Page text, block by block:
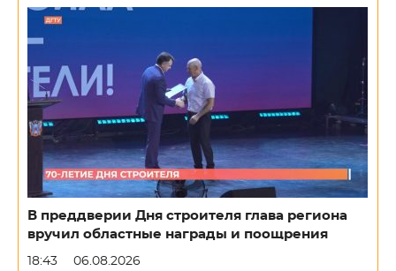
В преддверии Дня строителя глава региона
вручил областные награды и поощрения
18:43 06.08.2026